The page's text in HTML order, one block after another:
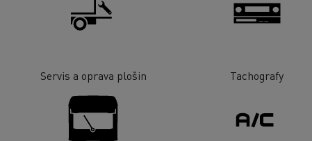
Servis a oprava plošin Tachografy